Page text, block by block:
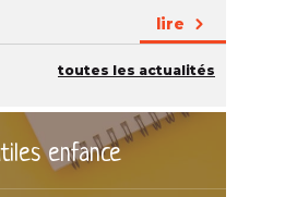
lire
toutes les actualités
enfance